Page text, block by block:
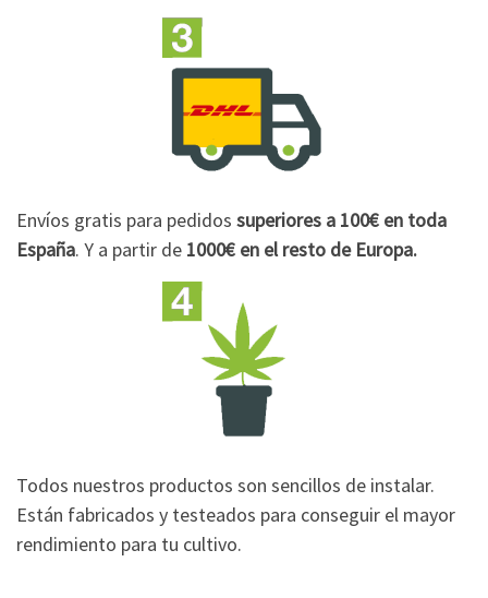
Envíos gratis para pedidos superiores a 100€ en toda
España. Y a partir de 1000€ en el resto de Europa.
Todos nuestros productos son sencillos de instalar.
Están fabricados y testeados para conseguir el mayor
rendimiento para tu cultivo.